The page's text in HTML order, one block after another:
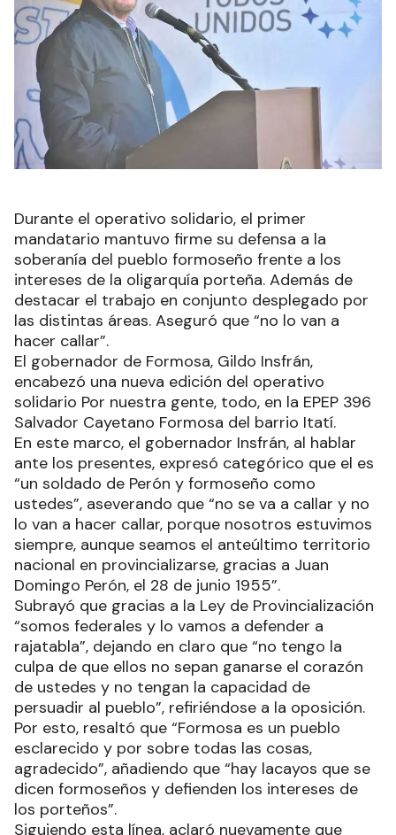
Durante el operativo solidario, el primer
mandatario mantuvo firme su defensa a la
soberanía del pueblo formoseño frente a los
intereses de la oligarquía porteña. Además de
destacar el trabajo en conjunto desplegado por
las distintas áreas. Aseguró que “no lo van a
hacer callar”.
El gobernador de Formosa, Gildo Insfrán,
encabezó una nueva edición del operativo
solidario Por nuestra gente, todo, en la EPEP 396
Salvador Cayetano Formosa del barrio Itatí.
En este marco, el gobernador Insfrán, al hablar
ante los presentes, expresó categórico que el es
“un soldado de Perón y formoseño como
ustedes”, aseverando que “no se va a callar y no
lo van a hacer callar, porque nosotros estuvimos
siempre, aunque seamos el anteúltimo territorio
nacional en provincializarse, gracias a Juan
Domingo Perón, el 28 de junio 1955”.
Subrayó que gracias a la Ley de Provincialización
“somos federales y lo vamos a defender a
rajatabla”, dejando en claro que “no tengo la
culpa de que ellos no sepan ganarse el corazón
de ustedes y no tengan la capacidad de
persuadir al pueblo”, refiriéndose a la oposición.
Por esto, resaltó que “Formosa es un pueblo
esclarecido y por sobre todas las cosas,
agradecido”, añadiendo que “hay lacayos que se
dicen formoseños y defienden los intereses de
los porteños”.
Siguiendo esta línea, aclaró nuevamente que